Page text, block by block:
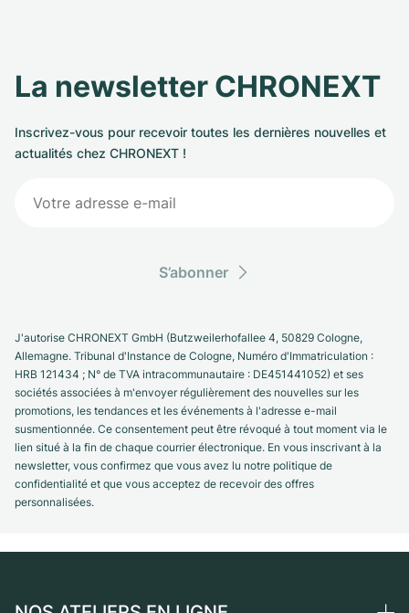
La newsletter CHRONEXT
Inscrivez-vous pour recevoir toutes les dernières nouvelles et
actualités chez CHRONEXT !
S’abonner
J'autorise CHRONEXT GmbH (Butzweilerhofallee 4, 50829 Cologne,
Allemagne. Tribunal d'Instance de Cologne, Numéro d'Immatriculation :
HRB 121434 ; N° de TVA intracommunautaire : DE451441052) et ses
sociétés associées à m'envoyer régulièrement des nouvelles sur les
promotions, les tendances et les événements à l'adresse e-mail
susmentionnée. Ce consentement peut être révoqué à tout moment via le
lien situé à la fin de chaque courrier électronique. En vous inscrivant à la
newsletter, vous confirmez que vous avez lu notre politique de
confidentialité et que vous acceptez de recevoir des offres
personnalisées.